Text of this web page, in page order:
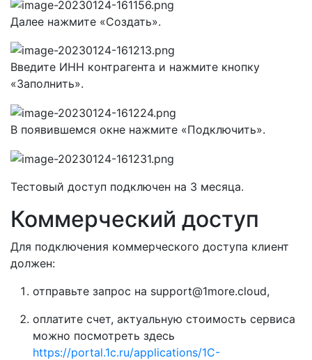
Далее нажмите «Создать».
Введите ИНН контрагента и нажмите кнопку
«Заполнить».
В появившемся окне нажмите «Подключить».
Тестовый доступ подключен на 3 месяца.
Коммерческий доступ
Для подключения коммерческого доступа клиент
должен:
отправьте запрос на support@1more.cloud,
оплатите счет, актуальную стоимость сервиса
можно посмотреть здесь
https://portal.1c.ru/applications/1C-